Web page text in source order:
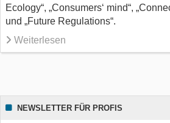
Ecology“, „Consumers‘ mind“,
und „Future Regulations“.
Weiterlesen
NEWSLETTER FÜR PROFIS